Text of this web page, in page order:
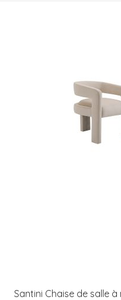
Santini Chaise de salle